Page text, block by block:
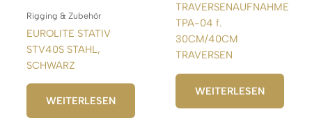
Rigging & Zubehör
EUROLITE STATIV
STV40S STAHL,
SCHWARZ
WEITERLESEN
TRAVERSENAUFNAHME
TPA-04 f.
30CM/40CM
TRAVERSEN
WEITERLESEN